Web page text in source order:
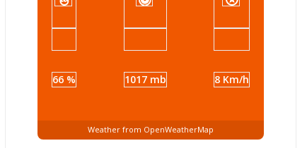
66 % 1017 mb 8 Km/h
Weather from OpenWeatherMap